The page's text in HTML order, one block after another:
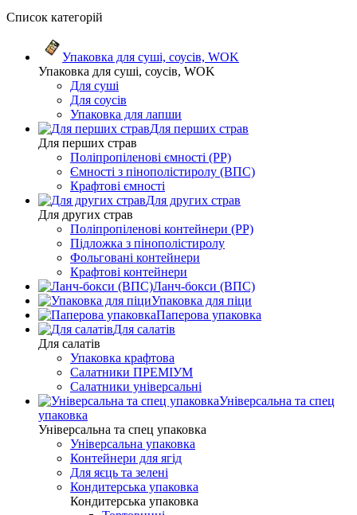
Список категорій
Упаковка для суші, соусів, WOK
Упаковка для суші, соусів, WOK
Для суші
Для соусів
Упаковка для лапши
Для перших страв
Для перших страв
Поліпропіленові ємності (PP)
Ємності з пінополістиролу (ВПС)
Крафтові ємності
Для других страв
Для других страв
Поліпропіленові контейнери (PP)
Підложка з пінополістиролу
Фольговані контейнери
Крафтові контейнери
Ланч-бокси (ВПС)
Упаковка для піци
Паперова упаковка
Для салатів
Для салатів
Упаковка крафтова
Салатники ПРЕМІУМ
Салатники універсальні
Універсальна та спец
упаковка
Універсальна та спец упаковка
Універсальна упаковка
Контейнери для ягід
Для яєць та зелені
Кондитерська упаковка
Кондитерська упаковка